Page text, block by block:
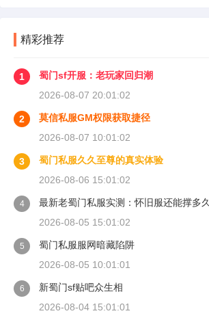
精彩推荐
1
蜀门sf开服：老玩家回归潮
2026-08-07 20:01:02
2
莫信私服GM权限获取捷径
2026-08-07 10:01:02
3
蜀门私服久久至尊的真实体验
2026-08-06 15:01:02
4
最新老蜀门私服实测：怀旧服还能撑多久
2026-08-05 15:01:02
5
蜀门私服服网暗藏陷阱
2026-08-05 10:01:01
6
新蜀门sf贴吧众生相
2026-08-04 15:01:01